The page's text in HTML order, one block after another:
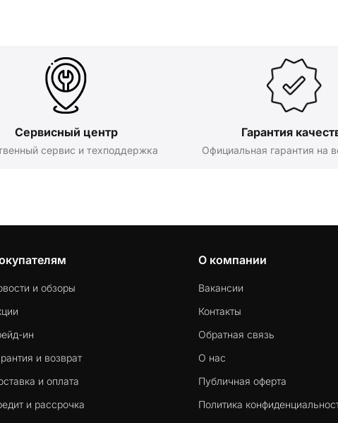
Сервисный центр
сервис и техподдержка
Гарантия
Официальная гарантия на
и обзоры
ин
и возврат
и оплата
и рассрочка
О компании
Вакансии
Контакты
Обратная связь
О нас
Публичная оферта
Политика